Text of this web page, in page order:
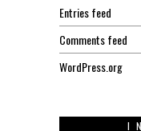
Entries feed
Comments feed
WordPress.org